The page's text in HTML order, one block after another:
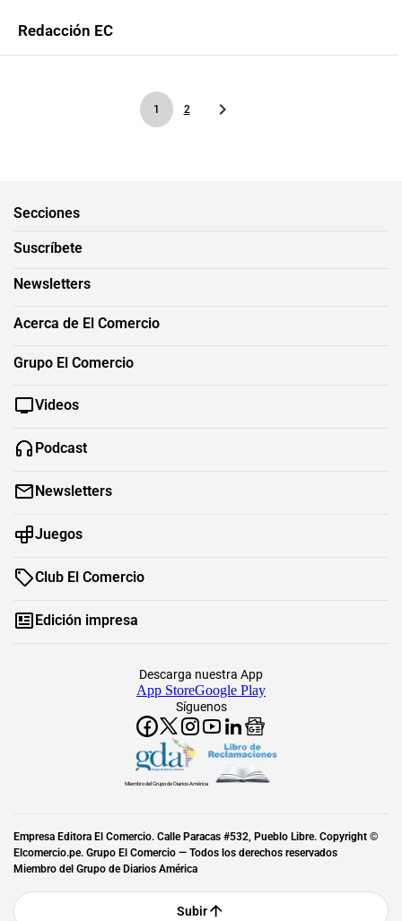
Redacción EC
1 2
Secciones
Suscríbete
Newsletters
Acerca de El Comercio
Grupo El Comercio
Videos
Podcast
Newsletters
Juegos
Club El Comercio
Edición impresa
Síguenos
Descarga nuestra App
App StoreGoogle Play
Miembro del Grupo de Diarios América
Empresa Editora El Comercio. Calle Paracas #532, Pueblo Libre. Copyright ©
Elcomercio.pe. Grupo El Comercio — Todos los derechos reservados
Miembro del Grupo de Diarios América
Subir